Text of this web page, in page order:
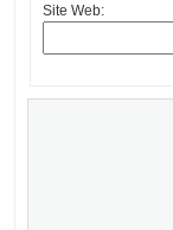
Site Web: